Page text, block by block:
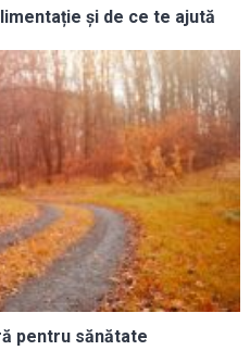
și de ce te ajută
pentru sănătate